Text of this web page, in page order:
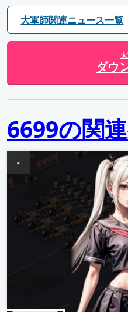
大軍師関連ニュース一覧
ダウ
6699の関
-